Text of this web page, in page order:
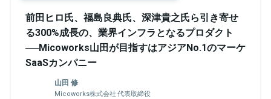
前田ヒロ氏、福島良典氏、深津貴之氏ら引き寄せ
る300%成長の、業界インフラとなるプロダクト
──Micoworks山田が目指すはアジアNo.1のマーケ
SaaSカンパニー
山田 修
Micoworks株式会社 代表取締役